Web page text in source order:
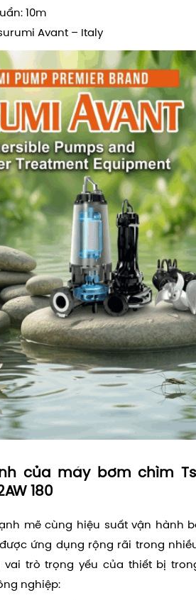
10m
Avant – Italy
của máy bơm chìm
180
mẽ cùng hiệu suất vận hành
ứng dụng rộng rãi trong
vai trò trọng yếu của thiết bị
nghiệp: